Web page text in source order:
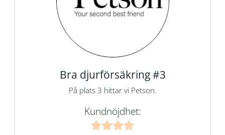
Bra djurförsäkring #3
På plats 3 hittar vi Petson.
Kundnöjdhet: